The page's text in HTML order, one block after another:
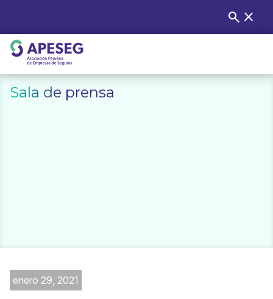
content
Buscar:
search close
APESEG
Sala de prensa
enero 29, 2021